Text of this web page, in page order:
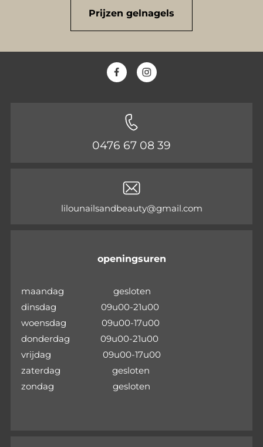
Prijzen gelnagels
0476 67 08 39
lilounailsandbeauty@gmail.com
openingsuren
maandag gesloten
dinsdag 09u00-21u00
woensdag 09u00-17u00
donderdag 09u00-21u00
vrijdag 09u00-17u00
zaterdag gesloten
zondag gesloten